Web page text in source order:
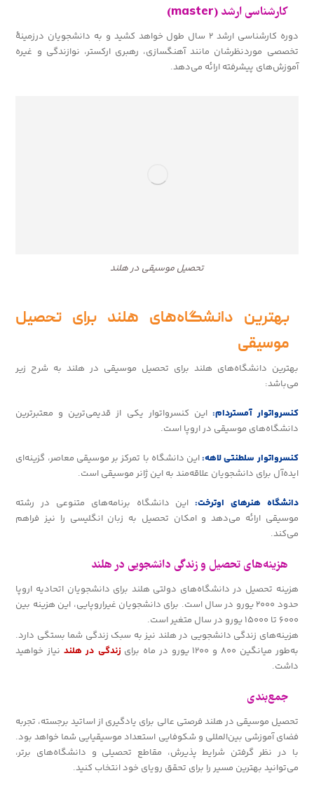
کارشناسی ارشد (master)
دوره کارشناسی ارشد ۲ سال طول خواهد کشید و به دانشجویان درزمینهٔ
تخصصی موردنظرشان مانند آهنگسازی، رهبری ارکستر، نوازندگی و غیره
آموزش‌های پیشرفته ارائه می‌دهد.
تحصیل موسیقی در هلند
بهترین دانشگاه‌های هلند برای تحصیل
موسیقی
بهترین دانشگاه‌های هلند برای تحصیل موسیقی در هلند به شرح زیر
می‌باشد:
کنسرواتوار آمستردام: این کنسرواتوار یکی از قدیمی‌ترین و معتبرترین
دانشگاه‌های موسیقی در اروپا است.
کنسرواتوار سلطنتی لاهه:این دانشگاه با تمرکز بر موسیقی معاصر، گزینه‌ای
ایده‌آل برای دانشجویان علاقه‌مند به این ژانر موسیقی است.
دانشگاه هنرهای اوترخت:این دانشگاه برنامه‌های متنوعی در رشته
موسیقی ارائه می‌دهد و امکان تحصیل به زبان انگلیسی را نیز فراهم
می‌کند.
هزینه‌های تحصیل و زندگی دانشجویی در هلند
هزینه تحصیل در دانشگاه‌های دولتی هلند برای دانشجویان اتحادیه اروپا
حدود ۲۰۰۰ یورو در سال است. برای دانشجویان غیراروپایی، این هزینه بین
۶۰۰۰ تا ۱۵۰۰۰ یورو در سال متغیر است.
هزینه‌های زندگی دانشجویی در هلند نیز به سبک زندگی شما بستگی دارد.
به‌طور میانگین ۸۰۰ و ۱۲۰۰ یورو در ماه برای
زندگی در هلند نیاز خواهید
داشت.
جمع‌بندی
تحصیل موسیقی در هلند فرصتی عالی برای یادگیری از اساتید برجسته، تجربه
فضای آموزشی بین‌المللی و شکوفایی استعداد موسیقیایی شما خواهد بود.
با در نظر گرفتن شرایط پذیرش، مقاطع تحصیلی و دانشگاه‌های برتر،
می‌توانید بهترین مسیر را برای تحقق رویای خود انتخاب کنید.